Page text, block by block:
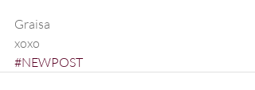
Graisa
xoxo
#NEWPOST